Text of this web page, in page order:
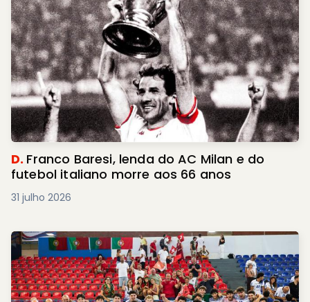
D. Franco Baresi, lenda do AC Milan e do
futebol italiano morre aos 66 anos
31 julho 2026